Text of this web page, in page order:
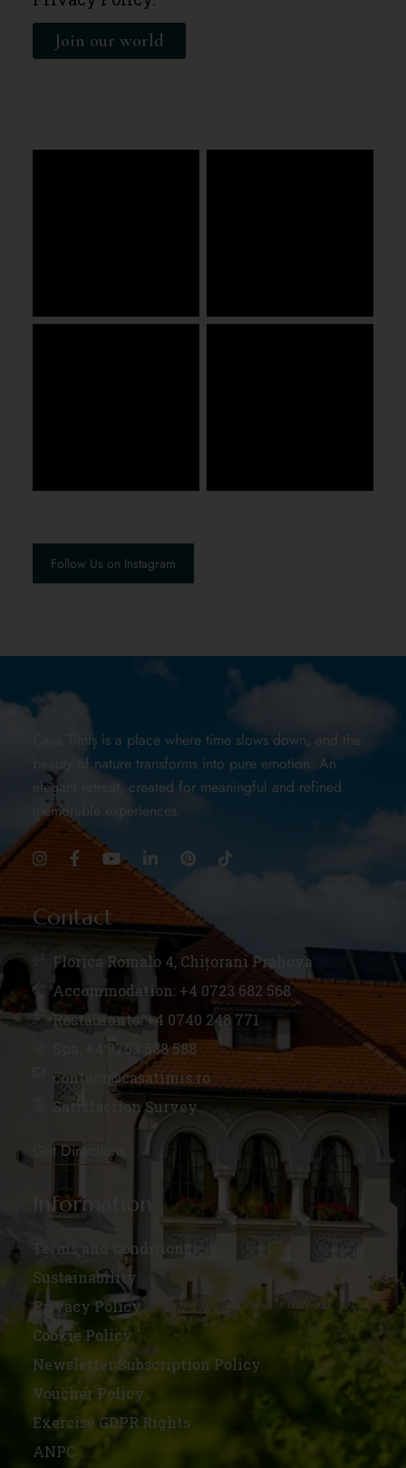
Join our world
Follow Us on Instagram
Casa Timiș is a place where time slows down, and the
beauty of nature transforms into pure emotion. An
elegant retreat, created for meaningful and refined
memorable experiences.
Contact
Florica Romalo 4, Chițorani Prahova
Accommodation: +4 0723 682 568
Restaurants: +4 0740 248 771
Spa: +4 0753 588 588
contact@casatimis.ro
Satisfaction Survey
Get Directions
Information
Terms and Conditions
Sustainability
Privacy Policy
Cookie Policy
Newsletter Subscription Policy
Voucher Policy
Exercise GDPR Rights
ANPC